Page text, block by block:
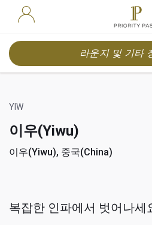
라운지 및 기타
YIW
이우(Yiwu)
이우(Yiwu), 중국(China)
복잡한 인파에서 벗어나세